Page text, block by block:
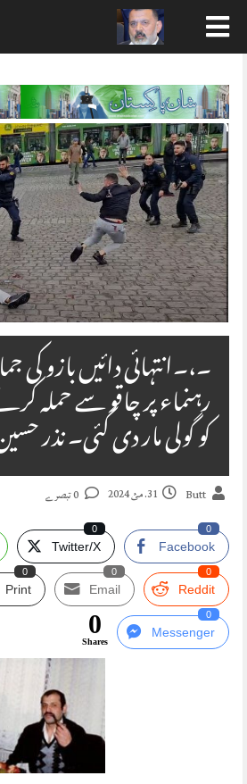
Skip
content
۔،۔انتہائی دائیں بازو
رہنماء پر چاقو سے
کو گولی مار دی گئی۔ نذر
Butt 31. مئ 2024
Facebook
0
Twitter/X
0
Reddit
0
Email
0
Print
0
Messenger
0
0
Shares